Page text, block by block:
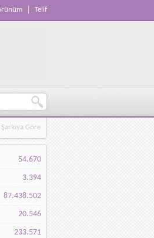
Telif
Şarkıya Göre
54.670
3.394
87.438.502
20.546
233.571